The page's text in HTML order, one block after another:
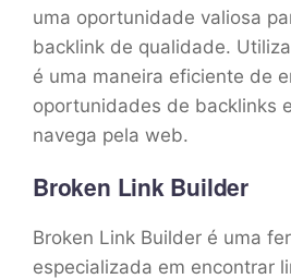
uma oportunidade valiosa
backlink de qualidade.
é uma maneira eficiente de
oportunidades de backlinks
navega pela web.
Broken Link Builder
Broken Link Builder é uma
especializada em encontrar